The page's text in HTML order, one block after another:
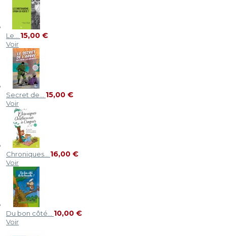
Le... 15,00 €
Voir
Secret de... 15,00 €
Voir
Chroniques... 16,00 €
Voir
Du bon côté... 10,00 €
Voir